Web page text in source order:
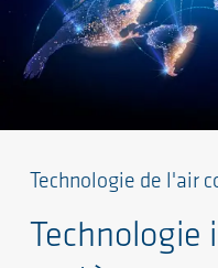
Technologie de l'air